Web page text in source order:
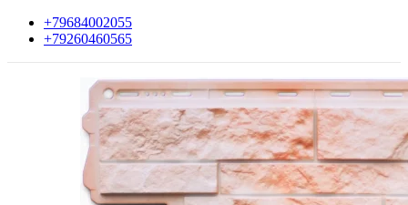
+79684002055
+79260460565